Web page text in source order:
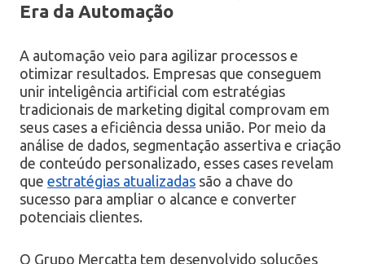
Era da Automação
A automação veio para agilizar processos e
otimizar resultados. Empresas que conseguem
unir inteligência artificial com estratégias
tradicionais de marketing digital comprovam em
seus cases a eficiência dessa união. Por meio da
análise de dados, segmentação assertiva e criação
de conteúdo personalizado, esses cases revelam
que estratégias atualizadassão a chave do
sucesso para ampliar o alcance e converter
potenciais clientes.
O Grupo Mercatta tem desenvolvido soluções